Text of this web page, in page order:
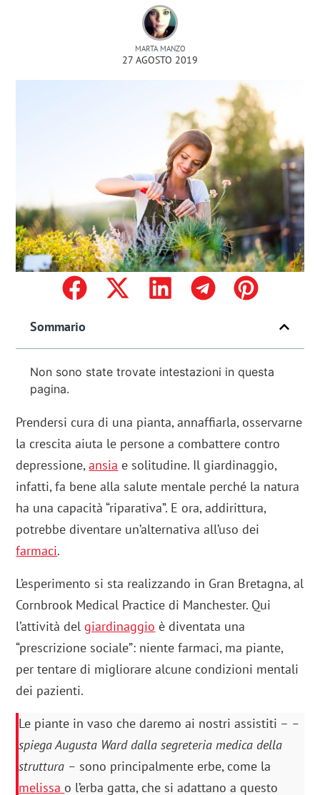
MARTA MANZO
27 AGOSTO 2019
Sommario
Non sono state trovate intestazioni in questa
pagina.
Prendersi cura di una pianta, annaffiarla, osservarne
la crescita aiuta le persone a combattere contro
depressione,ansia e solitudine. Il giardinaggio,
infatti, fa bene alla salute mentale perché la natura
ha una capacità “riparativa”. E ora, addirittura,
potrebbe diventare un’alternativa all’uso dei
farmaci.
L’esperimento si sta realizzando in Gran Bretagna, al
Cornbrook Medical Practice di Manchester. Qui
l’attività delgiardinaggio è diventata una
“prescrizione sociale”: niente farmaci, ma piante,
per tentare di migliorare alcune condizioni mentali
dei pazienti.
Le piante in vaso che daremo ai nostri assistiti – –
spiega Augusta Ward dalla segreteria medica della
struttura – sono principalmente erbe, come la
melissa o l’erba gatta, che si adattano a questo